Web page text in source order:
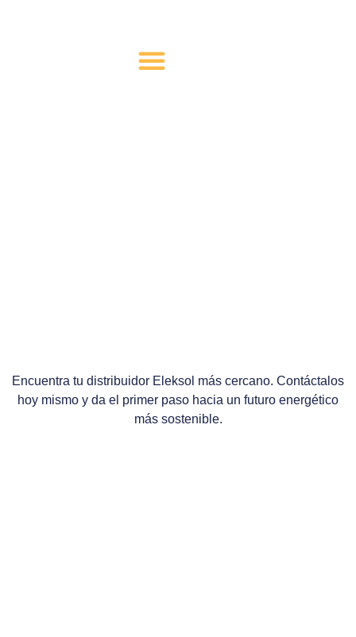
Encuentra tu distribuidor Eleksol más cercano. Contáctalos
hoy mismo y da el primer paso hacia un futuro energético
más sostenible.